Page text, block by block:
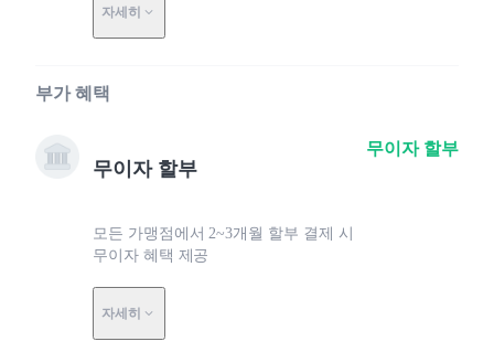
자세히
부가 혜택
무이자 할부
모든 가맹점에서 2~3개월 할부 결제 시
무이자 혜택 제공
자세히
무이자 할부